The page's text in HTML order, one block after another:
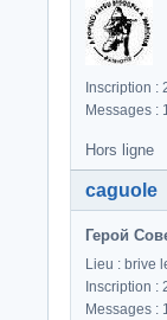
Inscription :
Messages :
Hors ligne
caguole
Герой
Lieu : brive
Inscription :
Messages :